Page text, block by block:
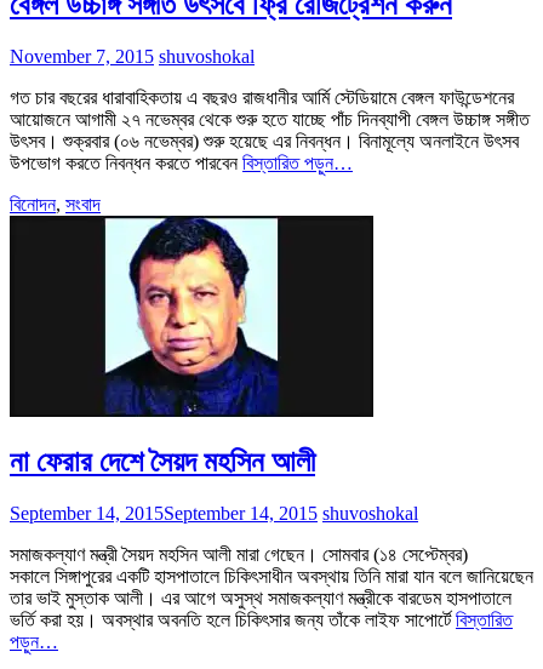
November 7, 2015 shuvoshokal
গত চার বছরের ধারাবাহিকতায় এ বছরও রাজধানীর আর্মি স্টেডিয়ামে বেঙ্গল ফাউন্ডেশনের
আয়োজনে আগামী ২৭ নভেম্বর থেকে শুরু হতে যাচ্ছে পাঁচ দিনব্যাপী বেঙ্গল উচ্চাঙ্গ সঙ্গীত
উৎসব। শুক্রবার (০৬ নভেম্বর) শুরু হয়েছে এর নিবন্ধন। বিনামূল্যে অনলাইনে উৎসব
উপভোগ করতে নিবন্ধন করতে পারবেনবিস্তারিত পড়ুন…
বিনোদন, সংবাদ
না ফেরার দেশে সৈয়দ মহসিন আলী
September 14, 2015September 14, 2015 shuvoshokal
সমাজকল্যাণ মন্ত্রী সৈয়দ মহসিন আলী মারা গেছেন। সোমবার (১৪ সেপ্টেম্বর)
সকালে সিঙ্গাপুরের একটি হাসপাতালে চিকিৎসাধীন অবস্থায় তিনি মারা যান বলে জানিয়েছেন
তার ভাই মুস্তাক আলী। এর আগে অসুস্থ সমাজকল্যাণ মন্ত্রীকে বারডেম হাসপাতালে
ভর্তি করা হয়। অবস্থার অবনতি হলে চিকিৎসার জন্য তাঁকে লাইফ সাপোর্টেবিস্তারিত
পড়ুন…